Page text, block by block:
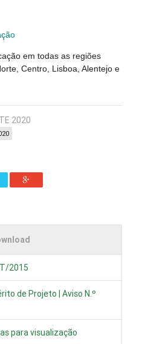
em todas as regiões
Centro, Lisboa, Alentejo e
2020
2015
de Projeto | Aviso N.º
para visualização